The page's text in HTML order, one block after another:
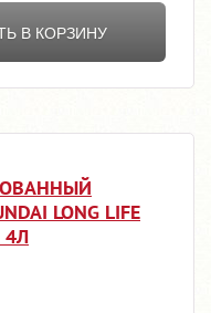
В КОРЗИНУ
LONG LIFE
4Л